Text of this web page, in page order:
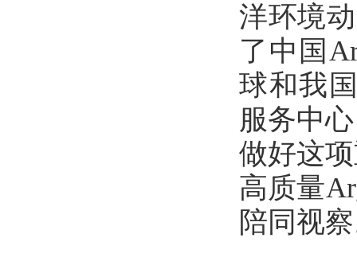
洋环境
了中国
球和我
服务中
做好这
高质量
陪同视